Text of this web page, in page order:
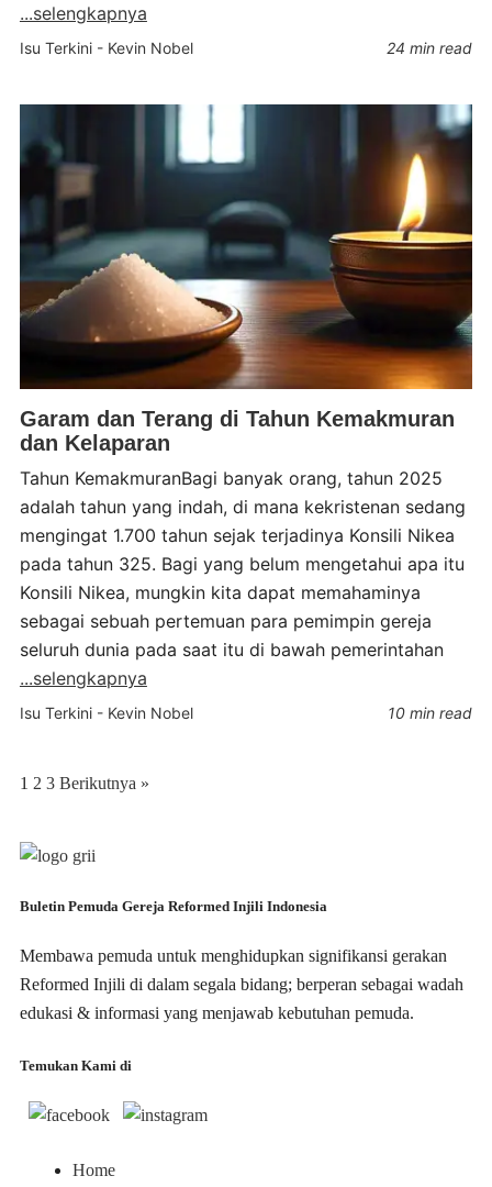
...selengkapnya
Isu Terkini - Kevin Nobel 24 min read
Garam dan Terang di Tahun Kemakmuran
dan Kelaparan
Tahun KemakmuranBagi banyak orang, tahun 2025
adalah tahun yang indah, di mana kekristenan sedang
mengingat 1.700 tahun sejak terjadinya Konsili Nikea
pada tahun 325. Bagi yang belum mengetahui apa itu
Konsili Nikea, mungkin kita dapat memahaminya
sebagai sebuah pertemuan para pemimpin gereja
seluruh dunia pada saat itu di bawah pemerintahan
...selengkapnya
Isu Terkini - Kevin Nobel 10 min read
1 2 3 Berikutnya »
Buletin Pemuda Gereja Reformed Injili Indonesia
Membawa pemuda untuk menghidupkan signifikansi gerakan
Reformed Injili di dalam segala bidang; berperan sebagai wadah
edukasi & informasi yang menjawab kebutuhan pemuda.
Temukan Kami di
Home